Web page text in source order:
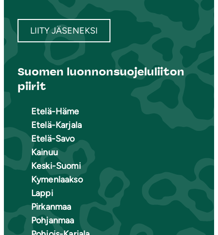
LIITY JÄSENEKSI
Suomen luonnonsuojeluliiton
piirit
Etelä-Häme
Etelä-Karjala
Etelä-Savo
Kainuu
Keski-Suomi
Kymenlaakso
Lappi
Pirkanmaa
Pohjanmaa